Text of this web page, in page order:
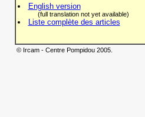
English version
(full translation not yet available)
Liste complète des articles
© Ircam - Centre Pompidou 2005.